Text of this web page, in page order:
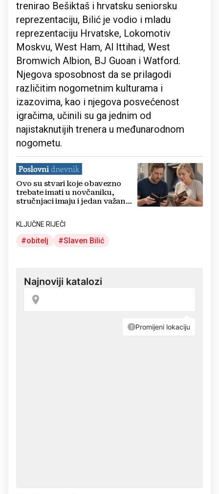
trenirao Bešiktaš i hrvatsku seniorsku
reprezentaciju, Bilić je vodio i mladu
reprezentaciju Hrvatske, Lokomotiv
Moskvu, West Ham, Al Ittihad, West
Bromwich Albion, BJ Guoan i Watford.
Njegova sposobnost da se prilagodi
različitim nogometnim kulturama i
izazovima, kao i njegova posvećenost
igračima, učinili su ga jednim od
najistaknutijih trenera u međunarodnom
nogometu.
Ovo su stvari koje obavezno
trebate imati u novčaniku,
stručnjaci imaju i jedan važan
KLJUČNE RIJEČI
obitelj Slaven Bilić